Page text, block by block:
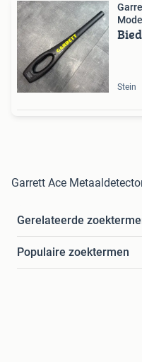
Stein
Garrett Ace
Gerelateerde
Populaire zoektermen